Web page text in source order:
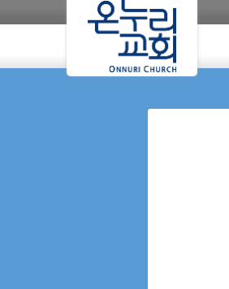
Loading